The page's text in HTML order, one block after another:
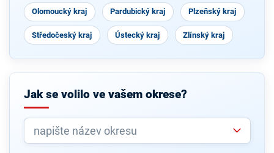
Olomoucký kraj Pardubický kraj Plzeňský kraj
Středočeský kraj Ústecký kraj Zlínský kraj
Jak se volilo ve vašem okrese?